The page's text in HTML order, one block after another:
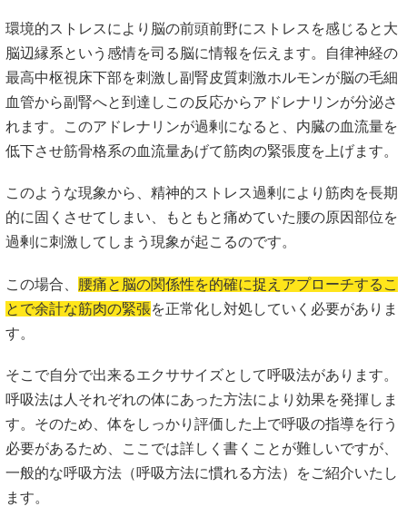
環境的ストレスにより脳の前頭前野にストレスを感じると大
脳辺縁系という感情を司る脳に情報を伝えます。自律神経の
最高中枢視床下部を刺激し副腎皮質刺激ホルモンが脳の毛細
血管から副腎へと到達しこの反応からアドレナリンが分泌さ
れます。このアドレナリンが過剰になると、内臓の血流量を
低下させ筋骨格系の血流量あげて筋肉の緊張度を上げます。
このような現象から、精神的ストレス過剰により筋肉を長期
的に固くさせてしまい、もともと痛めていた腰の原因部位を
過剰に刺激してしまう現象が起こるのです。
この場合、 腰痛と脳の関係性を的確に捉えアプローチするこ
とで余計な筋肉の緊張を正常化し対処していく必要がありま
す。
そこで自分で出来るエクササイズとして呼吸法があります。
呼吸法は人それぞれの体にあった方法により効果を発揮しま
す。そのため、体をしっかり評価した上で呼吸の指導を行う
必要があるため、ここでは詳しく書くことが難しいですが、
一般的な呼吸方法（呼吸方法に慣れる方法）をご紹介いたし
ます。